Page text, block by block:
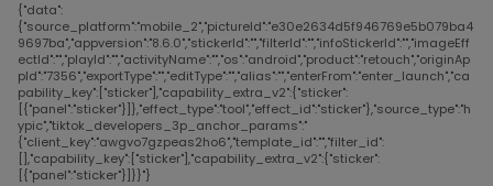
{"data":
{"source_platform":"mobile_2","pictureId":"e30e2634d5f946769e5b079ba4
9697ba","appversion":"8.6.0","stickerId":"","filterId":"","infoStickerId":"","imageEff
ectId":"","playId":"","activityName":"","os":"android","product":"retouch","originAp
pId":"7356","exportType":"","editType":"","alias":"","enterFrom":"enter_launch","ca
pability_key":["sticker"],"capability_extra_v2":{"sticker":
[{"panel":"sticker"}]},"effect_type":"tool","effect_id":"sticker"},"source_type":"h
ypic","tiktok_developers_3p_anchor_params":"
{"client_key":"awgvo7gzpeas2ho6","template_id":"","filter_id":
[],"capability_key":["sticker"],"capability_extra_v2":{"sticker":
[{"panel":"sticker"}]}}"}